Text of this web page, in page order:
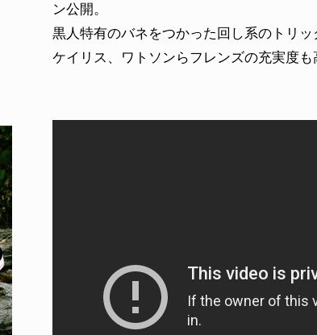
ン公開。
黒人特有のバネをつかった回し系のトリッ
ケイリス、ワトソンらフレンズの充実度も